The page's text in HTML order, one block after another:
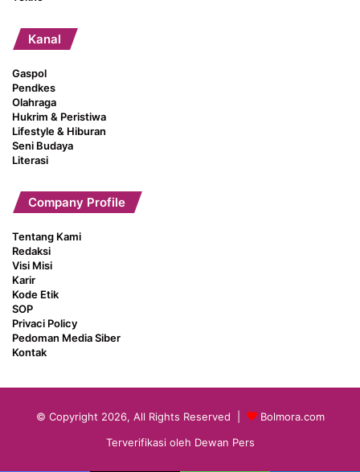
Kanal
Gaspol
Pendkes
Olahraga
Hukrim & Peristiwa
Lifestyle & Hiburan
Seni Budaya
Literasi
Company Profile
Tentang Kami
Redaksi
Visi Misi
Karir
Kode Etik
SOP
Privaci Policy
Pedoman Media Siber
Kontak
© Copyright 2026, All Rights Reserved |
Bolmora.com
Terverifikasi oleh Dewan Pers